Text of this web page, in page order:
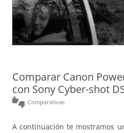
Comparar Canon
con Sony Cyber-shot
thumbs_up_down Comparativas
A continuación te mostramos